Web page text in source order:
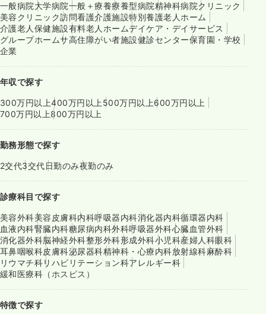
一般病院大学病院一般＋療養療養型病院精神科病院クリニック
美容クリニック訪問看護介護施設特別養護老人ホーム
介護老人保健施設有料老人ホームデイケア・デイサービス
グループホームサ高住障がい者施設健診センター保育園・学校
企業
年収で探す
300万円以上400万円以上 500万円以上600万円以上
700万円以上800万円以上
勤務形態で探す
2交代3交代日勤のみ夜勤のみ
診療科目で探す
美容外科美容皮膚科内科呼吸器内科消化器内科循環器内科
血液内科腎臓内科糖尿病内科外科呼吸器外科心臓血管外科
消化器外科脳神経外科整形外科形成外科小児科産婦人科眼科
耳鼻咽喉科皮膚科泌尿器科精神科・心療内科放射線科麻酔科
リウマチ科リハビリテーション科アレルギー科
緩和医療科（ホスピス）
特徴で探す